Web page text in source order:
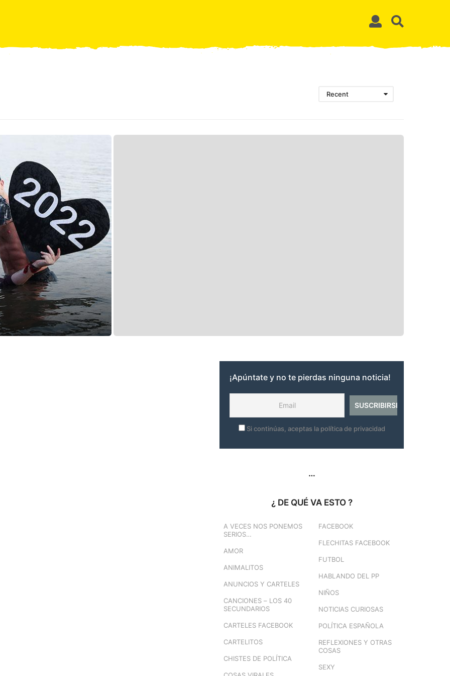
Recent
¡Apúntate y no te pierdas ninguna noticia!
Si continúas, aceptas la política de privacidad
…
¿ DE QUÉ VA ESTO ?
A VECES NOS PONEMOS
SERIOS…
AMOR
ANIMALITOS
ANUNCIOS Y CARTELES
CANCIONES – LOS 40
SECUNDARIOS
CARTELES FACEBOOK
CARTELITOS
CHISTES DE POLÍTICA
FACEBOOK
FLECHITAS FACEBOOK
FUTBOL
HABLANDO DEL PP
NIÑOS
NOTICIAS CURIOSAS
POLÍTICA ESPAÑOLA
REFLEXIONES Y OTRAS
COSAS
SEXY